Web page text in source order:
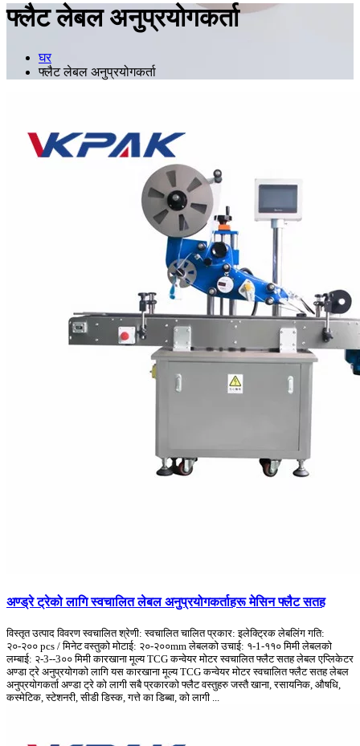
फ्लैट लेबल अनुप्रयोगकर्ता
घर
फ्लैट लेबल अनुप्रयोगकर्ता
अण्ड्रे ट्रेको लागि स्वचालित लेबल अनुप्रयोगकर्ताहरू मेसिन फ्लैट सतह
विस्तृत उत्पाद विवरण स्वचालित श्रेणी: स्वचालित चालित प्रकार: इलेक्ट्रिक लेबलिंग गति:
२०-२०० pcs / मिनेट वस्तुको मोटाई: २०-२००mm लेबलको उचाई: १-1-११० मिमी लेबलको
लम्बाई: २-3--3०० मिमी कारखाना मूल्य TCG कन्वेयर मोटर स्वचालित फ्लैट सतह लेबल एप्लिकेटर
अण्डा ट्रे अनुप्रयोगको लागि यस कारखाना मूल्य TCG कन्वेयर मोटर स्वचालित फ्लैट सतह लेबल
अनुप्रयोगकर्ता अण्डा ट्रे को लागी सबै प्रकारको फ्लैट वस्तुहरु जस्तै खाना, रसायनिक, औषधि,
कस्मेटिक, स्टेशनरी, सीडी डिस्क, गत्ते का डिब्बा, को लागी ...